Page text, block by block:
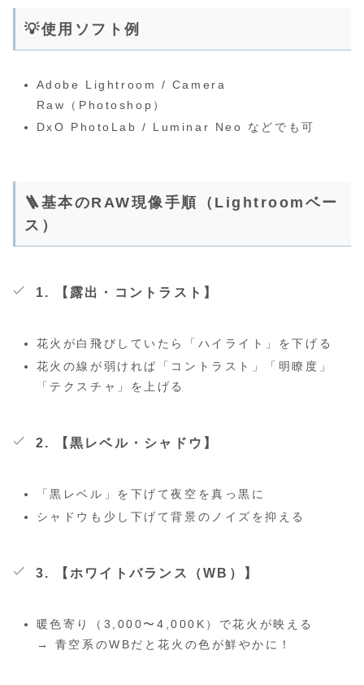
💡使用ソフト例
Adobe Lightroom / Camera
Raw（Photoshop）
DxO PhotoLab / Luminar Neo などでも可
🪜基本のRAW現像手順（Lightroomベー
ス）
1. 【露出・コントラスト】
花火が白飛びしていたら「ハイライト」を下げる
花火の線が弱ければ「コントラスト」「明瞭度」
「テクスチャ」を上げる
2. 【黒レベル・シャドウ】
「黒レベル」を下げて夜空を真っ黒に
シャドウも少し下げて背景のノイズを抑える
3. 【ホワイトバランス（WB）】
暖色寄り（3,000〜4,000K）で花火が映える
→ 青空系のWBだと花火の色が鮮やかに！